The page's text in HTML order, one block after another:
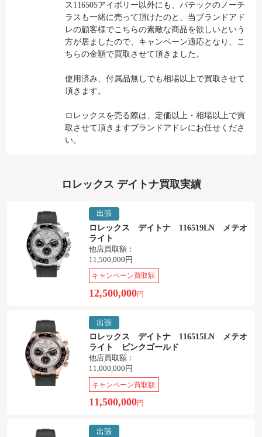
ス116505アイボリー以外にも、パテックのノーチ
ラスも一緒に売って頂けたのと、当ブランドアド
レの顧客様でこちらの素敵な商品を欲しいという
方が居ましたので、キャンペーン適応となり、こ
ちらの金額で買取させて頂きました。
使用済み、付属品無しでも相場以上で買取させて
頂きます。
ロレックスを売る際は、定価以上・相場以上で買
取させて頂きますブランドアドレにお任せくださ
い。
ロレックス デイトナ買取実績
出張
ロレックス デイトナ 116519LN メテオ
ライト
他店買取額：
11,500,000円
キャンペーン買取額
12,500,000円
出張
ロレックス デイトナ 116515LN メテオ
ライト ピンクゴールド
他店買取額：
11,000,000円
キャンペーン買取額
11,500,000円
出張